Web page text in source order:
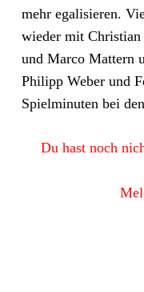
mehr egalisieren.
wieder mit
und Marco Mattern
Philipp Weber und
Spielminuten bei
Du hast noch